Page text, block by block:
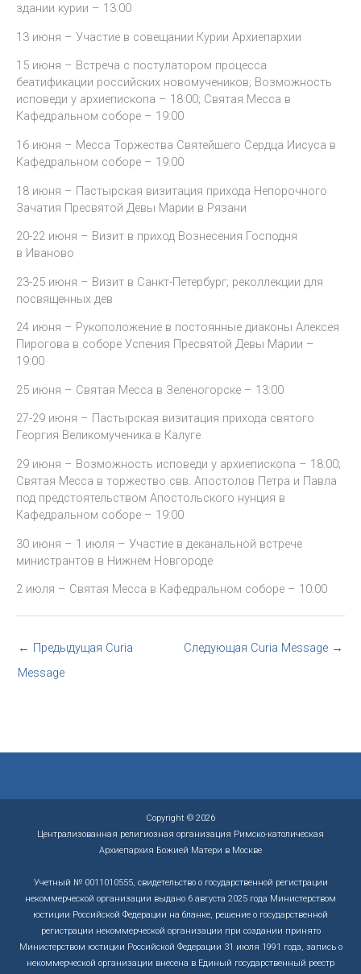
здании курии – 13:00
13 июня – Участие в совещании Курии Архиепархии
15 июня – Встреча с постулатором процесса
беатификации российских новомучеников; Возможность
исповеди у архиепископа – 18:00; Святая Месса в
Кафедральном соборе – 19:00
16 июня – Месса Торжества Святейшего Сердца Иисуса в
Кафедральном соборе – 19:00
18 июня – Пастырская визитация прихода Непорочного
Зачатия Пресвятой Девы Марии в Рязани
20-22 июня – Визит в приход Вознесения Господня
в Иваново
23-25 июня – Визит в Санкт-Петербург; реколлекции для
посвященных дев
24 июня – Рукоположение в постоянные диаконы Алексея
Пирогова в соборе Успения Пресвятой Девы Марии –
19:00
25 июня – Святая Месса в Зеленогорске – 13:00
27-29 июня – Пастырская визитация прихода святого
Георгия Великомученика в Калуге
29 июня – Возможность исповеди у архиепископа – 18:00;
Святая Месса в торжество свв. Апостолов Петра и Павла
под предстоятельством Апостольского нунция в
Кафедральном соборе – 19:00
30 июня – 1 июля – Участие в деканальной встрече
министрантов в Нижнем Новгороде
2 июля – Святая Месса в Кафедральном соборе – 10:00
← Предыдущая Curia
Message
Следующая Curia Message →
Copyright © 2026
Централизованная религиозная организация Римско-католическая
Архиепархия Божией Матери в Москве
Учетный № 0011010555, свидетельство о государственной регистрации
некоммерческой организации выдано 6 августа 2025 года Министерством
юстиции Российской Федерации на бланке, решение о государственной
регистрации некоммерческой организации при создании принято
Министерством юстиции Российской Федерации 31 июля 1991 года, запись о
некоммерческой организации внесена в Единый государственный реестр